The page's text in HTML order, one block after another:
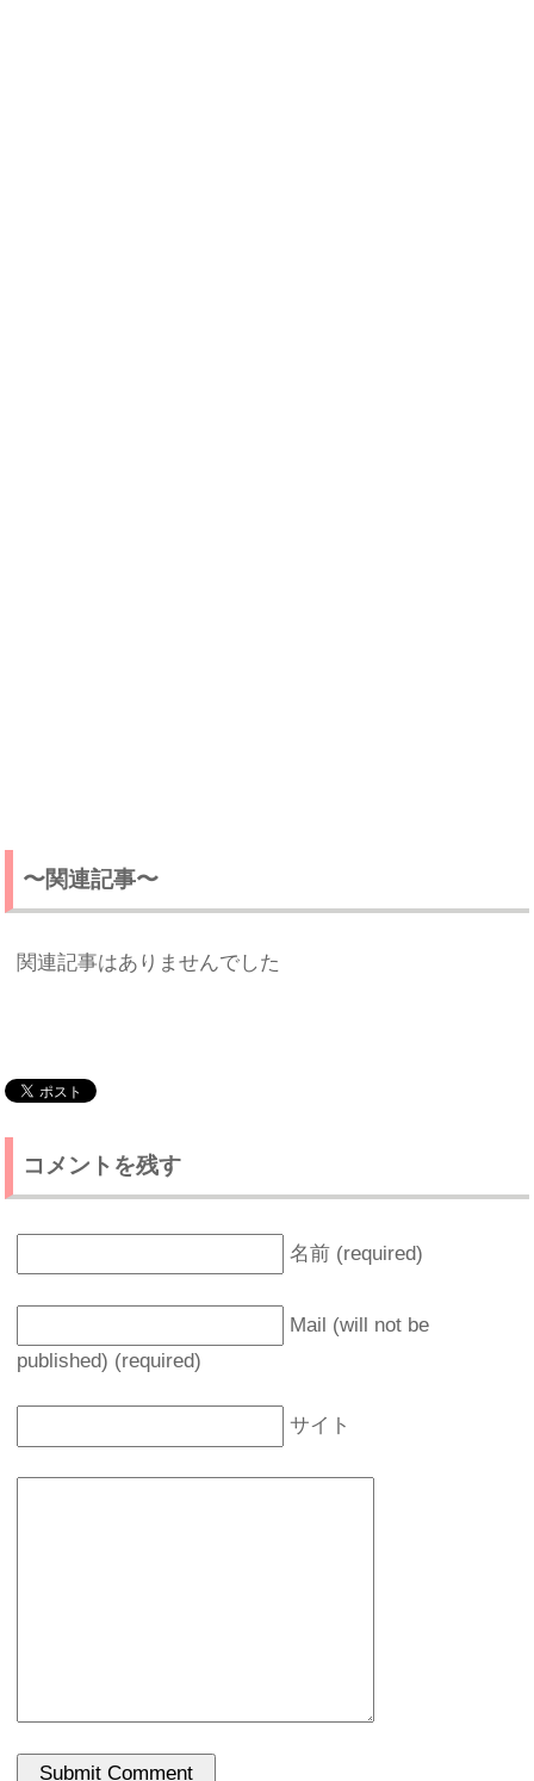
〜関連記事〜
関連記事はありませんでした
コメントを残す
名前 (required)
Mail (will not be
published) (required)
サイト